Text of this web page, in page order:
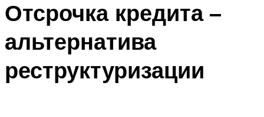
Отсрочка кредита –
альтернатива
реструктуризации